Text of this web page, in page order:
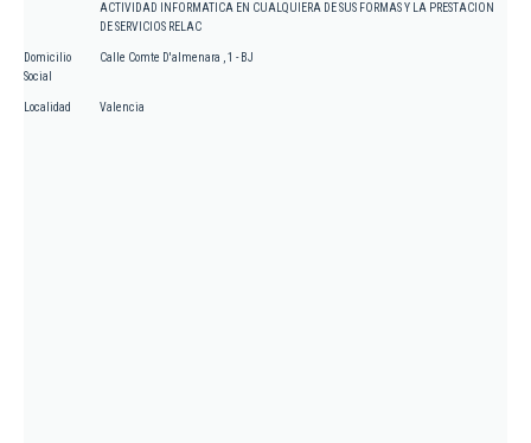
ACTIVIDAD INFORMATICA EN CUALQUIERA DE SUS FORMAS Y LA PRESTACION
DE SERVICIOS RELAC
Domicilio
Social
Calle Comte D'almenara , 1 - BJ
Localidad Valencia